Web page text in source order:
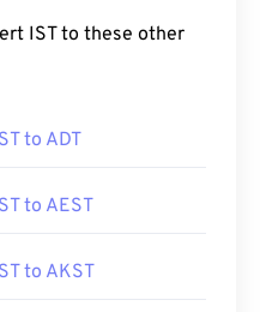
IST to these other
to ADT
to AEST
to AKST